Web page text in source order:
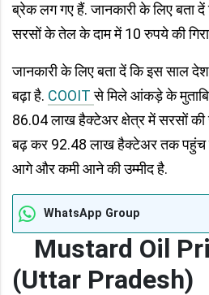
ब्रेक लग गए हैं. जानकारी के लिए बता दें
सरसों के तेल के दाम में 10 रुपये की
जानकारी के लिए बता दें कि इस साल
बढ़ा है. COOITसे मिले आंकड़े के
86.04 लाख हैक्टेअर क्षेत्र में सरसों
बढ़ कर 92.48 लाख हैक्टेअर तक पहुंच
आगे और कमी आने की उम्मीद है.
WhatsApp Group
Mustard Oil
(Uttar Pradesh)